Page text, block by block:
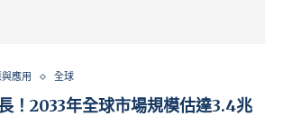
應用 全球
！2033年全球市場規模估達3.4兆